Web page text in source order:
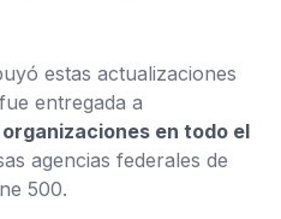
estas actualizaciones
entregada a
en todo el
agencias federales de
500.